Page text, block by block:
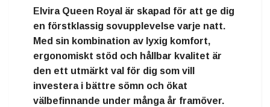
Elvira Queen Royal är skapad för att ge dig
en förstklassig sovupplevelse varje natt.
Med sin kombination av lyxig komfort,
ergonomiskt stöd och hållbar kvalitet är
den ett utmärkt val för dig som vill
investera i bättre sömn och ökat
välbefinnande under många år framöver.